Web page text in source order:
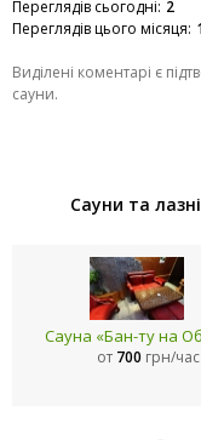
Переглядів сьогодні: 2
Переглядів цього місяця:
Виділені коментарі є
сауни.
Сауни та
Сауна «Бан-ту на
от 700 грн/час